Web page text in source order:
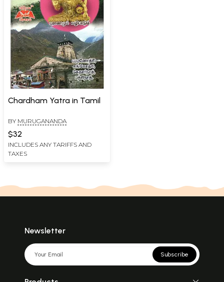
Chardham Yatra in Tamil
BY MURUGANANDA
$32
INCLUDES ANY TARIFFS AND
TAXES
Newsletter
Subscribe